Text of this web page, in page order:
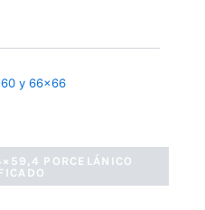
y 66x66
PORCELÁNICO